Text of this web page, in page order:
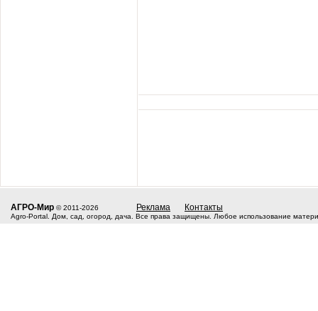
АГРО-Мир © 2011-2026 Реклама Контакты
Agro-Portal. Дом, сад, огород, дача. Все права защищены. Любое использование